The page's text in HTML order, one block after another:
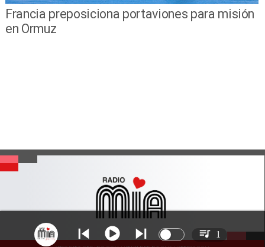
Francia preposiciona portaviones para misión
en Ormuz
1